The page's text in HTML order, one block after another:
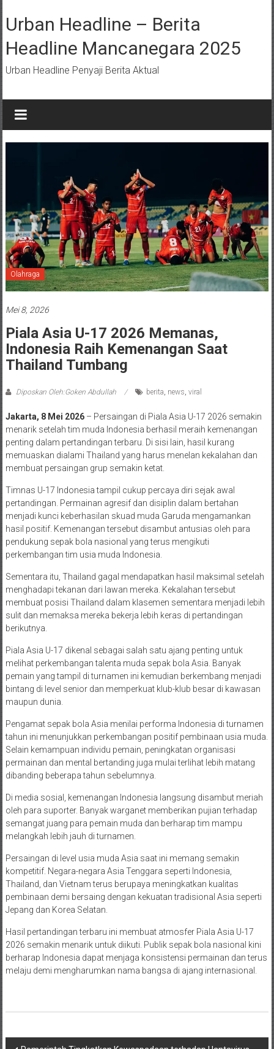
ke
konten
Urban Headline – Berita
Headline Mancanegara 2025
Urban Headline Penyaji Berita Aktual
Olahraga
Mei 8, 2026
Piala Asia U-17 2026 Memanas,
Indonesia Raih Kemenangan Saat
Thailand Tumbang
Diposkan Oleh:Goken Abdullah berita news viral
Jakarta, 8 Mei 2026– Persaingan di Piala Asia U-17 2026 semakin
menarik setelah tim muda Indonesia berhasil meraih kemenangan
penting dalam pertandingan terbaru. Di sisi lain, hasil kurang
memuaskan dialami Thailand yang harus menelan kekalahan dan
membuat persaingan grup semakin ketat.
Timnas U-17 Indonesia tampil cukup percaya diri sejak awal
pertandingan. Permainan agresif dan disiplin dalam bertahan
menjadi kunci keberhasilan skuad muda Garuda mengamankan
hasil positif. Kemenangan tersebut disambut antusias oleh para
pendukung sepak bola nasional yang terus mengikuti
perkembangan tim usia muda Indonesia.
Sementara itu, Thailand gagal mendapatkan hasil maksimal setelah
menghadapi tekanan dari lawan mereka. Kekalahan tersebut
membuat posisi Thailand dalam klasemen sementara menjadi lebih
sulit dan memaksa mereka bekerja lebih keras di pertandingan
berikutnya.
Piala Asia U-17 dikenal sebagai salah satu ajang penting untuk
melihat perkembangan talenta muda sepak bola Asia. Banyak
pemain yang tampil di turnamen ini kemudian berkembang menjadi
bintang di level senior dan memperkuat klub-klub besar di kawasan
maupun dunia.
Pengamat sepak bola Asia menilai performa Indonesia di turnamen
tahun ini menunjukkan perkembangan positif pembinaan usia muda.
Selain kemampuan individu pemain, peningkatan organisasi
permainan dan mental bertanding juga mulai terlihat lebih matang
dibanding beberapa tahun sebelumnya.
Di media sosial, kemenangan Indonesia langsung disambut meriah
oleh para suporter. Banyak warganet memberikan pujian terhadap
semangat juang para pemain muda dan berharap tim mampu
melangkah lebih jauh di turnamen.
Persaingan di level usia muda Asia saat ini memang semakin
kompetitif. Negara-negara Asia Tenggara seperti Indonesia,
Thailand, dan Vietnam terus berupaya meningkatkan kualitas
pembinaan demi bersaing dengan kekuatan tradisional Asia seperti
Jepang dan Korea Selatan.
Hasil pertandingan terbaru ini membuat atmosfer Piala Asia U-17
2026 semakin menarik untuk diikuti. Publik sepak bola nasional kini
berharap Indonesia dapat menjaga konsistensi permainan dan terus
melaju demi mengharumkan nama bangsa di ajang internasional.